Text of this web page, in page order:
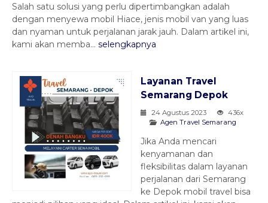
Salah satu solusi yang perlu dipertimbangkan adalah
dengan menyewa mobil Hiace, jenis mobil van yang luas
dan nyaman untuk perjalanan jarak jauh. Dalam artikel ini,
kami akan memba... selengkapnya
Layanan Travel
Semarang Depok
24 Agustus 2023
436x
Agen Travel Semarang
Jika Anda mencari
kenyamanan dan
fleksibilitas dalam layanan
perjalanan dari Semarang
ke Depok mobil travel bisa